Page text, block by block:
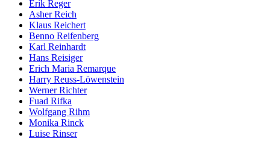
Erik Reger
Asher Reich
Klaus Reichert
Benno Reifenberg
Karl Reinhardt
Hans Reisiger
Erich Maria Remarque
Harry Reuss-Löwenstein
Werner Richter
Fuad Rifka
Wolfgang Rihm
Monika Rinck
Luise Rinser